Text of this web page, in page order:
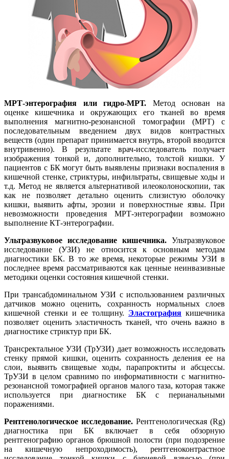
МРТ-энтерография или гидро-МРТ. Метод основан на
оценке кишечника и окружающих его тканей во время
выполнения магнитно-резонансной томографии (МРТ) с
последовательным введением двух видов контрастных
веществ (один препарат принимается внутрь, второй вводится
внутривенно). В результате врач-исследователь получает
изображения тонкой и, дополнительно, толстой кишки. У
пациентов с БК могут быть выявлены признаки воспаления в
кишечной стенке, стриктуры, инфильтраты, свищевые ходы и
т.д. Метод не является альтернативой илеоколоноскопии, так
как не позволяет детально оценить слизистую оболочку
кишки, выявить афты, эрозии и поверхностные язвы. При
невозможности проведения МРТ-энтерографии возможно
выполнение КТ-энтерографии.
Ультразвуковое исследование кишечника. Ультразвуковое
исследование (УЗИ) не относится к основным методам
диагностики БК. В то же время, некоторые режимы УЗИ в
последнее время рассматриваются как ценные неинвазивные
методики оценки состояния кишечной стенки.
При трансабдоминальном УЗИ с использованием различных
датчиков можно оценить, сохранность нормальных слоев
кишечной стенки и ее толщину. Эластография кишечника
позволяет оценить эластичность тканей, что очень важно в
диагностике стриктур при БК.
Трансректальное УЗИ (ТрУЗИ) дает возможность исследовать
стенку прямой кишки, оценить сохранность деления ее на
слои, выявить свищевые ходы, парапроктиты и абсцессы.
ТрУЗИ в целом сравнимо по информативности с магнитно-
резонансной томографией органов малого таза, которая также
используется при диагностике БК с перианальными
поражениями.
Рентгенологическое исследование. Рентгенологическая (Rg)
диагностика при БК включает в себя обзорную
рентгенографию органов брюшной полости (при подозрение
на кишечную непроходимость), рентгеноконтрастное